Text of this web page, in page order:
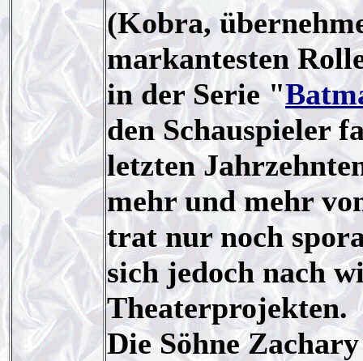
(Kobra,
markantesten
in der Serie "
den Schauspieler
letzten
mehr und mehr
trat nur noch
sich jedoch nach
Theaterprojekten.
Die Söhne